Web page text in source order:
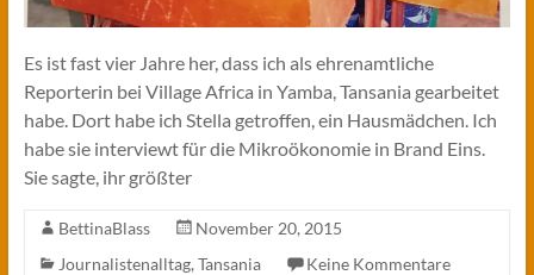
Es ist fast vier Jahre her, dass ich als ehrenamtliche
Reporterin bei Village Africa in Yamba, Tansania gearbeitet
habe. Dort habe ich Stella getroffen, ein Hausmädchen. Ich
habe sie interviewt für die Mikroökonomie in Brand Eins.
Sie sagte, ihr größter
BettinaBlass
November 20, 2015
Journalistenalltag, Tansania
Keine Kommentare